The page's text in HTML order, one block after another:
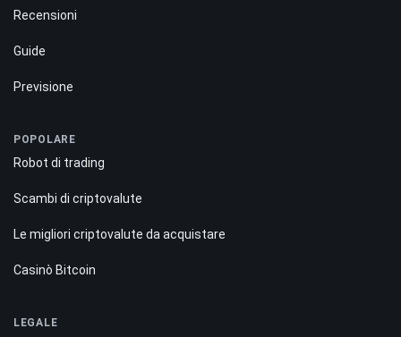
Recensioni
Guide
Previsione
POPOLARE
Robot di trading
Scambi di criptovalute
Le migliori criptovalute da acquistare
Casinò Bitcoin
LEGALE